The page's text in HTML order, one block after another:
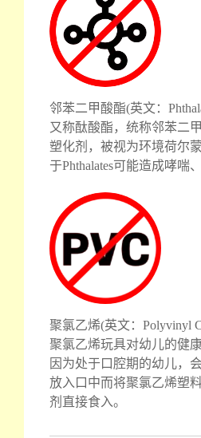
邻苯二甲酸酯(英文：
又称酞酸酯，统称邻苯二
塑化剂，被视为环境荷尔
于Phthalates可能造成哮喘
聚氯乙烯(英文：Polyvinyl
聚氯乙烯玩具对幼儿的健
因为处于口腔期的幼儿，
放入口中而将聚氯乙烯塑
剂直接食入。